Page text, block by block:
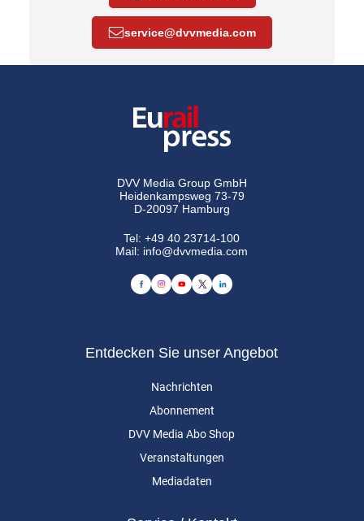
service@dvvmedia.com
DVV Media Group GmbH
Heidenkampsweg 73-79
D-20097 Hamburg
Tel:+49 40 23714-100
Mail: info@dvvmedia.com
Entdecken Sie unser Angebot
Nachrichten
Abonnement
DVV Media Abo Shop
Veranstaltungen
Mediadaten